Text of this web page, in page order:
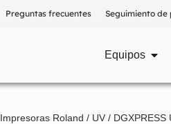
Preguntas frecuentes Seguimiento de
Equipos
Impresoras Roland / UV / DGXPRESS